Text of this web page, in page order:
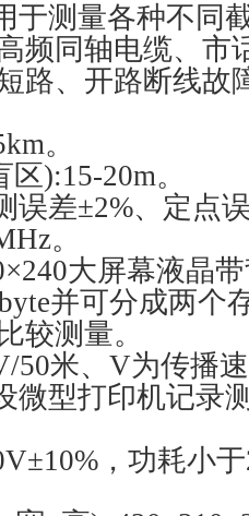
测量各种不同
频同轴电缆、市
路、开路断线故
。
):15-20m。
差±2%、定点
。
大屏幕液晶
并可分成两个
较测量。
米、V为传播
型打印机记录
，功耗小